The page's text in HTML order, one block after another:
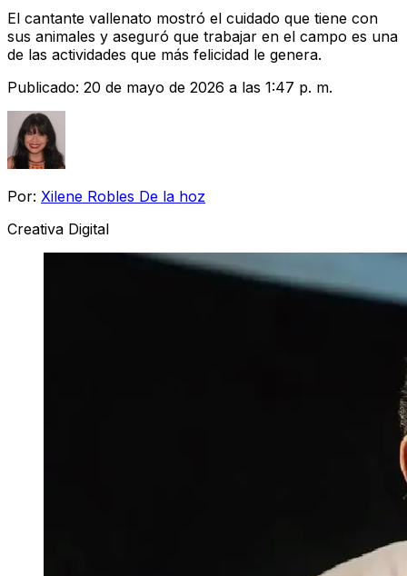
El cantante vallenato mostró el cuidado que tiene con
sus animales y aseguró que trabajar en el campo es una
de las actividades que más felicidad le genera.
Publicado: 20 de mayo de 2026 a las 1:47 p. m.
Por: Xilene Robles De la hoz
Creativa Digital